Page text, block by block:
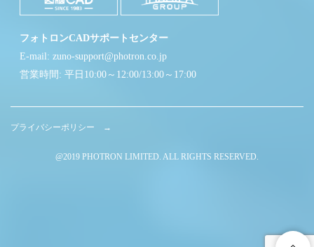
フォトロンCADサポートセンター
E-mail: zuno-support@photron.co.jp
営業時間: 平日10:00～12:00/13:00～17:00
プライバシーポリシー →
@2019 PHOTRON LIMITED. ALL RIGHTS RESERVED.